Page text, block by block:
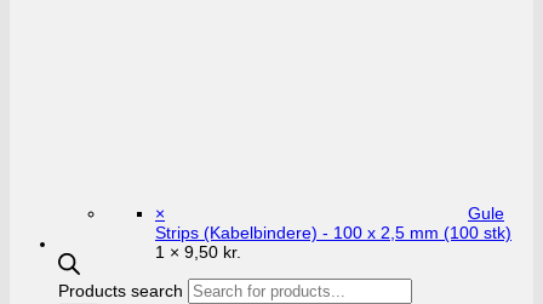
×
Gule
Strips (Kabelbindere) - 100 x 2,5 mm (100 stk)
1 × 9,50 kr.
Products search